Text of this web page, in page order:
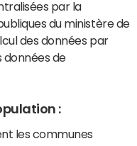
par la
du ministère de
des données par
données de
:
les communes